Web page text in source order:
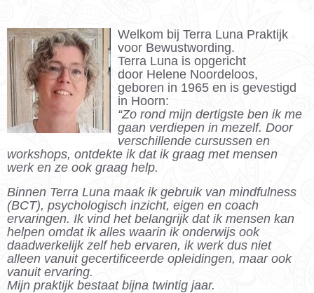
Welkom bij Terra Luna Praktijk
voor Bewustwording.
Terra Luna is opgericht
door Helene Noordeloos,
geboren in 1965 en is gevestigd
in Hoorn:
“Zo rond mijn dertigste ben ik me
gaan verdiepen in mezelf. Door
verschillende cursussen en
workshops, ontdekte ik dat ik graag met mensen
werk en ze ook graag help.
Binnen Terra Luna maak ik gebruik van mindfulness
(BCT), psychologisch inzicht, eigen en coach
ervaringen. Ik vind het belangrijk dat ik mensen kan
helpen omdat ik alles waarin ik onderwijs ook
daadwerkelijk zelf heb ervaren, ik werk dus niet
alleen vanuit gecertificeerde opleidingen, maar ook
vanuit ervaring.
Mijn praktijk bestaat bijna twintig jaar.